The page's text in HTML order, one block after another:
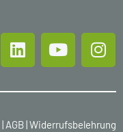
| AGB|Widerrufsbelehrung